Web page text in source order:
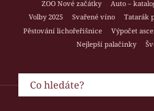
ZOO Nové začátky
Auto –
Volby 2025
Svařené víno Tatarák
Pěstování lichořeřišnice
Výpočet
Nejlepší palačinky